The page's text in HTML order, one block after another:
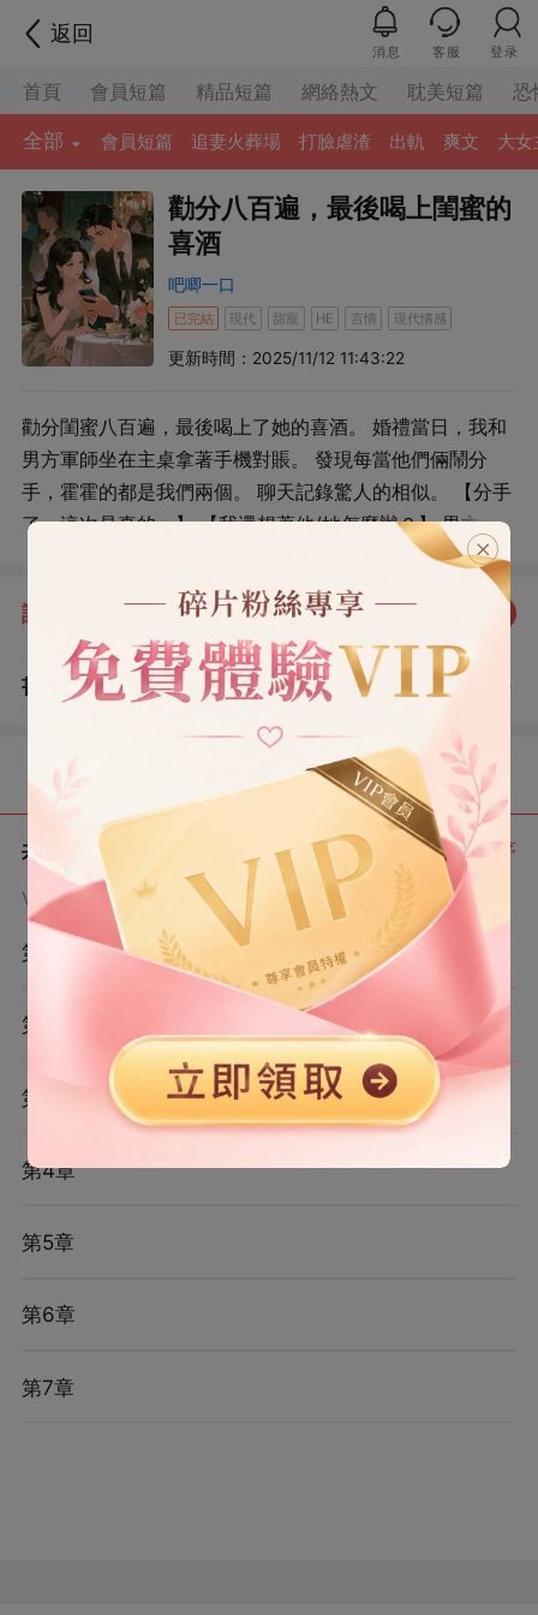
返回
消息 客服 登录
首頁 會員短篇 精品短篇 網絡熱文 耽美短篇 恐
全部 會員短篇 追妻火葬場 打臉虐渣 出軌 爽文 大女
勸分八百遍，最後喝上閨蜜的
喜酒
吧唧一口
已完結 現代 甜寵 HE 言情 現代情感
更新時間：2025/11/12 11:43:22
勸分閨蜜八百遍，最後喝上了她的喜酒。 婚禮當日，我和
男方軍師坐在主桌拿著手機對賬。 發現每當他們倆鬧分
手，霍霍的都是我們兩個。 聊天記錄驚人的相似。 【分手
了，這次是真的。】 【我還想著他/她怎麼辦？】 男方軍
師：【換個工作吧，馬戲團的小丑適合你。】 我：【賠我
評分：
書評 （2）
目錄
共 7 章 正序
VIP章節可通過金幣購買提前點讀
第1章
第2章
第3章
第4章
第5章
第6章
第7章